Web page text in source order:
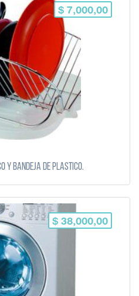
$ 7,000,00
y bandeja de plastico.
$ 38,000,00